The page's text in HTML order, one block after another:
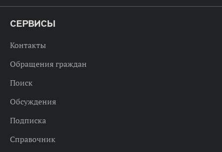
СЕРВИСЫ
Контакты
Обращения граждан
Поиск
Обсуждения
Подписка
Справочник